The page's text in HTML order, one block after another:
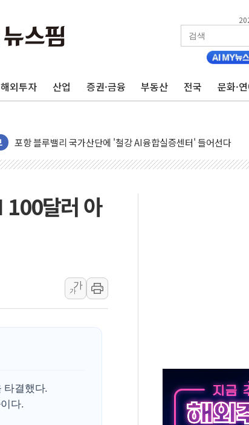
해외투자 산업 증권·금융 부동산 전국 문화·
125mm 폭우 쏟아진 울진...'두천~하당'·'올미골교' 차량 통행
상주 낙동강 선착장 하류서 50대 숨진 채 발견...경찰, 조사 중
[종합] 김민석, 정청래에 누적 1.48%p 차 선두 유지...金
인천서 말다툼 중 어머니 살해 10대 구속…범행 후 반려견도 죽여
김민석, 강원·대구·경북 경선서 정청래에 승리…金 48.54% vs
[속보] 민주, 강원 경선 결과 발표...김민석 50.30% 정청래
정재헌 CEO, SKT 장기고객 400명 맞이…"마음 잇는 시간 되길"
최태원, 노소영에 9440억 지급 확정되나…재상고 앞두고 막판 셈
병무청, 보충역 전면 손질… 예술·체육요원 최대 33% 감축
홈플러스發 대형마트 판매, 역대 최대폭 감소한 9.4%↓…유통
윤준병·이해민 의원, '정부 특사'로 콜롬비아 대통령 취임식 참
100달러 아
가
가
타결했다.
다.